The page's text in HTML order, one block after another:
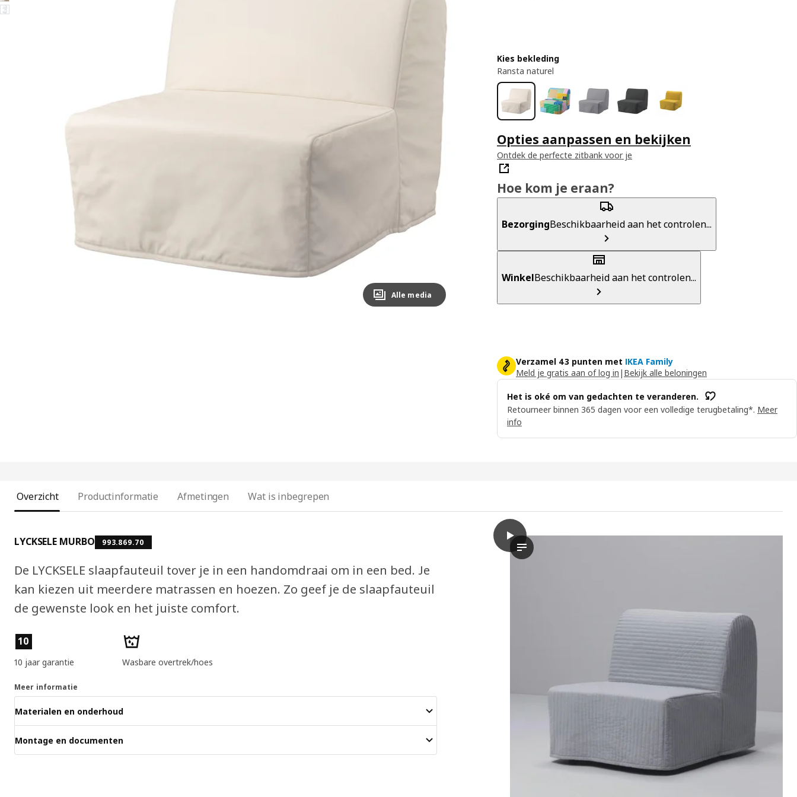
Image zoomed out, normal view
Alle media
Kies bekleding
Ransta naturel
Opties aanpassen en bekijken
Ontdek de perfecte zitbank voor je
Hoe kom je eraan?
BezorgingBeschikbaarheid aan het controlen...
WinkelBeschikbaarheid aan het controlen...
Verzamel 43 punten met IKEA Family
Meld je gratis aan of log in | Bekijk alle beloningen
Het is oké om van gedachten te veranderen.
Retourneer binnen 365 dagen voor een volledige terugbetaling*. Meer
info
Overzicht Productinformatie Afmetingen Wat is inbegrepen
LYCKSELE MURBO 993.869.70
De LYCKSELE slaapfauteuil tover je in een handomdraai om in een bed. Je
kan kiezen uit meerdere matrassen en hoezen. Zo geef je de slaapfauteuil
de gewenste look en het juiste comfort.
Producteigenschappen
10
10 jaar garantie Wasbare overtrek/hoes
Meer informatie
Materialen en onderhoud
Montage en documenten
play
De video bevat een demonstratie van de LYCKSELE MURBO stoel-
LYCKSELE MURBO Slaapfauteuil, Ransta naturel